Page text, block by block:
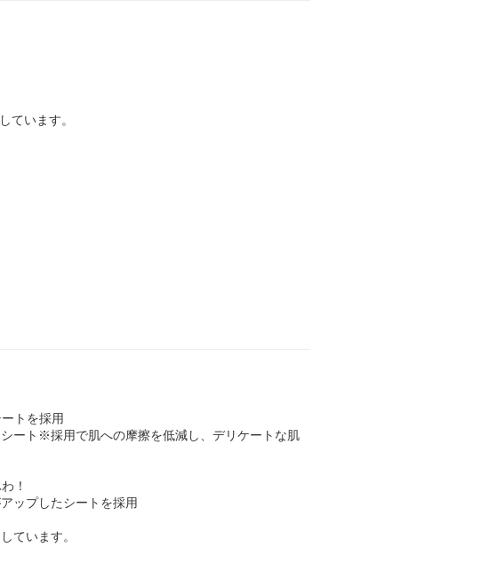
ています。
トを採用
ート※採用で肌への摩擦を低減し、デリケートな肌
！
ップしたシートを採用
ています。